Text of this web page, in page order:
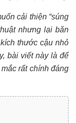
cải thiện “súng
nhưng lại băn
thước cậu nhỏ
bài viết này là để
rất chính đáng